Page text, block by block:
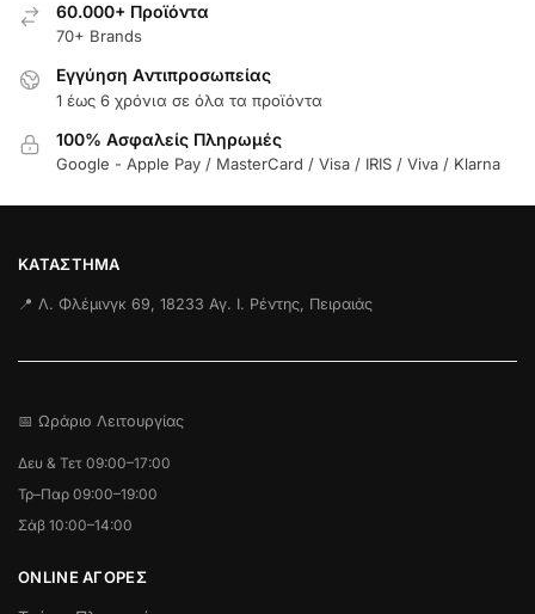
60.000+ Προϊόντα
70+ Brands
Εγγύηση Aντιπροσωπείας
1 έως 6 χρόνια σε όλα τα προϊόντα
100% Ασφαλείς Πληρωμές
Google - Apple Pay / MasterCard / Visa / IRIS / Viva / Klarna
ΚΑΤΆΣΤΗΜΑ
📍 Λ. Φλέμινγκ 69, 18233 Αγ. Ι. Ρέντης, Πειραιάς
📅 Ωράριο Λειτουργίας
Δευ & Τετ 09:00–17:00
Τρ–Παρ 09:00–19:00
Σάβ 10:00–14:00
ONLINE ΑΓΟΡΕΣ